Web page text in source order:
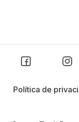
Política de